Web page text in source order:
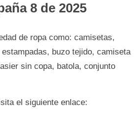
8 de 2025
de ropa como: camisetas,
buzo tejido, camiseta
sin copa, batola, conjunto
el siguiente enlace: